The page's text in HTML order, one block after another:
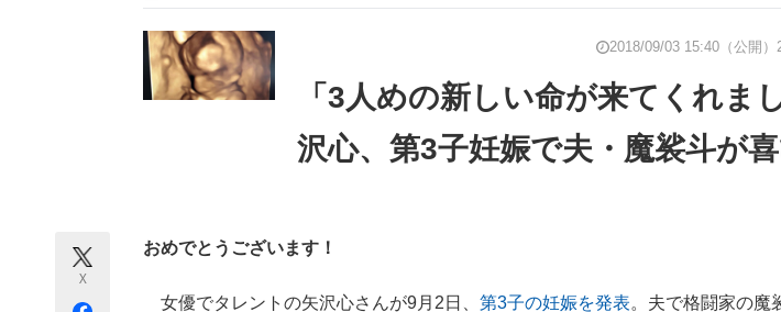
ビジネスと働き方のヒント
ITエンジニア向け専門サイト 企業向けIT製品の総合サイト IT製品の技術・比較
モノづくり技術者専門サイト
2018/09/03 15:40（公開）
「3人めの新しい命が来てくれ
沢心、第3子妊娠で夫・魔裟斗が
X
おめでとうございます！
女優でタレントの矢沢心さんが9月2日、 第3子の妊娠を発表。夫で格闘家の魔